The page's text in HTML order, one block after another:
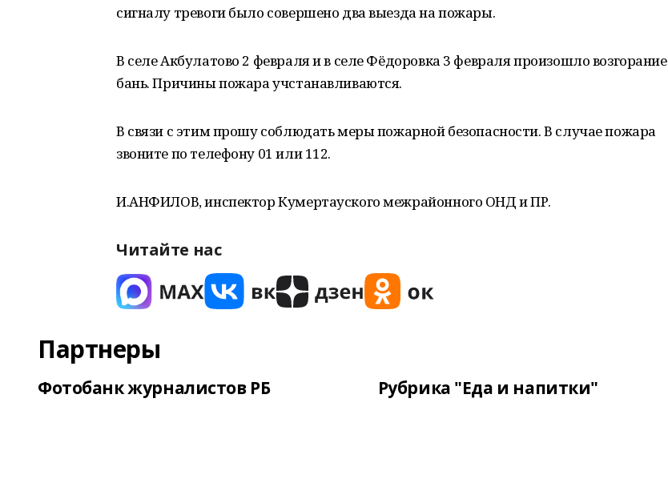
сигналу тревоги было совершено два выезда на пожары.
В селе Акбулатово 2 февраля и в селе Фёдоровка 3 февраля произошло возгорание
бань. Причины пожара учстанавливаются.
В связи с этим прошу соблюдать меры пожарной безопасности. В случае пожара
звоните по телефону 01 или 112.
И.АНФИЛОВ, инспектор Кумертауского межрайонного ОНД и ПР.
Читайте нас
Партнеры
Фотобанк журналистов РБ Рубрика "Еда и напитки"